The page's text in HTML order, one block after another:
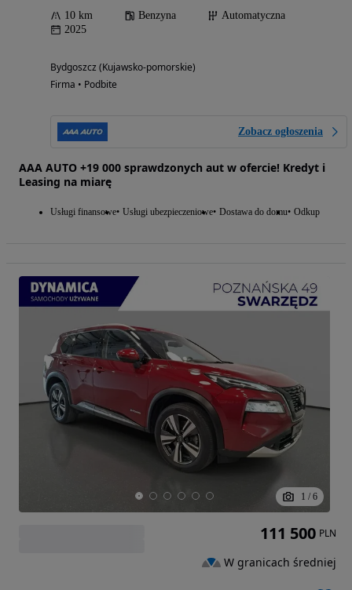
10 km Benzyna
Automatyczna
2025
Bydgoszcz (Kujawsko-pomorskie)
Firma • Podbite
Zobacz ogłoszenia
AAA AUTO +19 000 sprawdzonych aut w ofercie! Kredyt i
Leasing na miarę
Usługi finansowe Usługi ubezpieczeniowe Dostawa do domu Odkup
1 / 6
111 500 PLN
W granicach średniej